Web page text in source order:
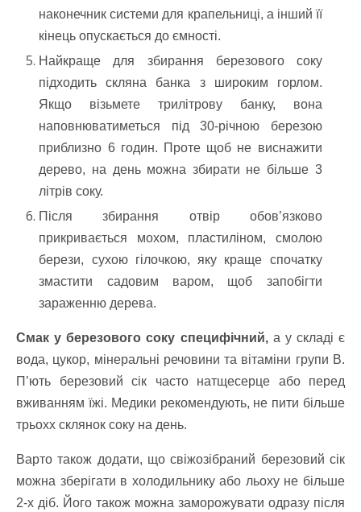
наконечник системи для крапельниці, а інший її
кінець опускається до ємності.
Найкраще для збирання березового соку
підходить скляна банка з широким горлом.
Якщо візьмете трилітрову банку, вона
наповнюватиметься під 30-річною березою
приблизно 6 годин. Проте щоб не виснажити
дерево, на день можна збирати не більше 3
літрів соку.
Після збирання отвір обов’язково
прикривається мохом, пластиліном, смолою
берези, сухою гілочкою, яку краще спочатку
змастити садовим варом, щоб запобігти
зараженню дерева.
Смак у березового соку специфічний,а у складі є
вода, цукор, мінеральні речовини та вітаміни групи B.
П’ють березовий сік часто натщесерце або перед
вживанням їжі. Медики рекомендують, не пити більше
трьохх склянок соку на день.
Варто також додати, що свіжозібраний березовий сік
можна зберігати в холодильнику або льоху не більше
2-х діб. Його також можна заморожувати одразу після